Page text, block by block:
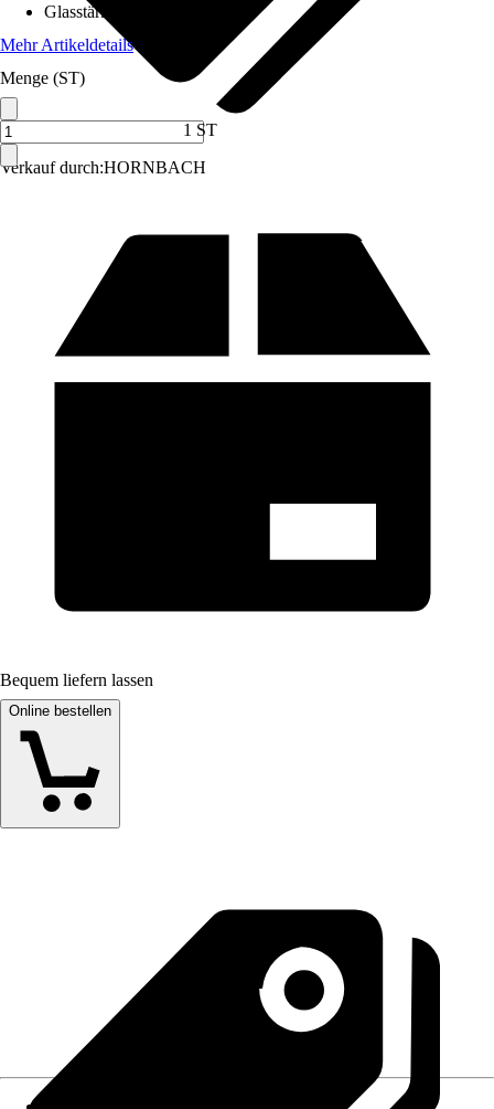
Verkauf durch:HORNBACH
Glasstärke
Mehr Artikeldetails
Menge (ST)
1 ST
Bequem liefern lassen
Online bestellen